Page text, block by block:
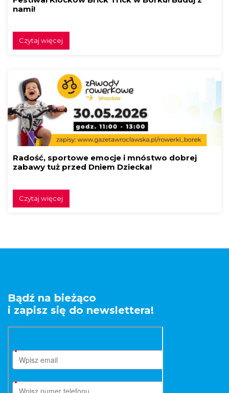
nami!
Czytaj więcej
Radość, sportowe emocje i mnóstwo dobrej
zabawy tuż przed Dniem Dziecka!
Czytaj więcej
Bądź na bieżąco
i zapisz się do newslettera!